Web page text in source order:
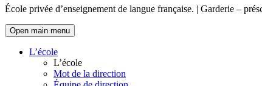
École privée d’enseignement de langue française. | Garderie –
Open main menu
L’école
L’école
Mot de la direction